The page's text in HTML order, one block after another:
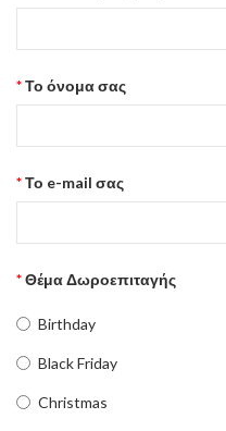
Το όνομα σας
Το e-mail σας
Θέμα Δωροεπιταγής
Birthday
Black Friday
Christmas